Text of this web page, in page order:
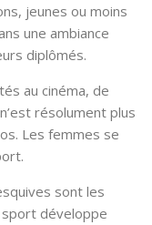
jeunes ou moins
une ambiance
diplômés.
au cinéma, de
résolument plus
Les femmes se
sont les
développe